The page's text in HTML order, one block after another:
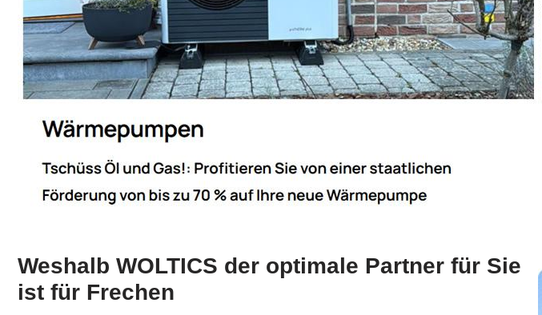
Weshalb WOLTICS der optimale Partner für Sie
ist für Frechen